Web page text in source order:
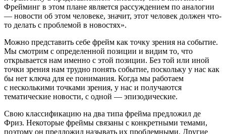
Фрейминг в этом плане является рассуждением по аналогии
— новости об этом человеке, значит, этот человек должен что-
то делать с проблемой в новостях».
Можно представить себе фрейм как точку зрения на событие.
Мы смотрим с определенной позиции и видим то, что
открывается нам именно с этой позиции. Без той или иной
точки зрения нам трудно понять событие, поскольку у нас как
бы нет ключа для ее понимания. Когда мы работаем
с несколькими точками зрения, у нас и получаются
тематические новости, с одной — эпизодические.
Свою классификацию на два типа фрейма предложил де
Фриз. Некоторые фреймы связаны с конкретными темами,
поэтому он предложил называть их проблемными. Другие